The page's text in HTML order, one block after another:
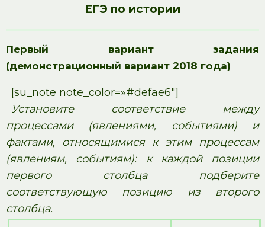
ЕГЭ по истории
Первый вариант задания
(демонстрационный вариант 2018 года)
[su_note note_color=»#defae6″]
Установите соответствие между
процессами (явлениями, событиями) и
фактами, относящимися к этим процессам
(явлениям, событиям): к каждой позиции
первого столбца подберите
соответствующую позицию из второго
столбца.